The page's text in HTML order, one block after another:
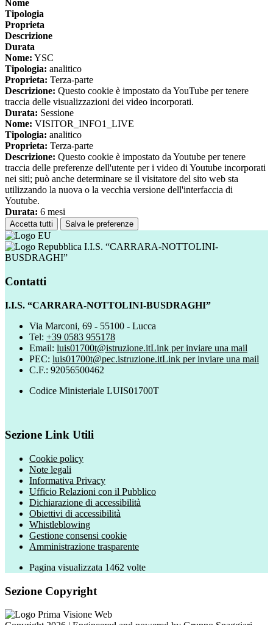
Nome
Tipologia
Proprieta
Descrizione
Durata
Nome: YSC
Tipologia: analitico
Proprieta: Terza-parte
Descrizione: Questo cookie è impostato da YouTube per tenere
traccia delle visualizzazioni dei video incorporati.
Durata: Sessione
Nome: VISITOR_INFO1_LIVE
Tipologia: analitico
Proprieta: Terza-parte
Descrizione: Questo cookie è impostato da Youtube per tenere
traccia delle preferenze dell'utente per i video di Youtube incorporati
nei siti; può anche determinare se il visitatore del sito web sta
utilizzando la nuova o la vecchia versione dell'interfaccia di
Youtube.
Durata: 6 mesi
Accetta tutti Salva le preferenze
I.I.S. “CARRARA-NOTTOLINI-
BUSDRAGHI”
Contatti
I.I.S. “CARRARA-NOTTOLINI-BUSDRAGHI”
Via Marconi, 69 - 55100 - Lucca
Tel: +39 0583 955178
Email: luis01700t@istruzione.itLink per inviare una mail
PEC: luis01700t@pec.istruzione.itLink per inviare una mail
C.F.: 92056500462
Codice Ministeriale LUIS01700T
Sezione Link Utili
Cookie policy
Note legali
Informativa Privacy
Ufficio Relazioni con il Pubblico
Dichiarazione di accessibilità
Obiettivi di accessibilità
Whistleblowing
Gestione consensi cookie
Amministrazione trasparente
Pagina visualizzata 1462 volte
Sezione Copyright